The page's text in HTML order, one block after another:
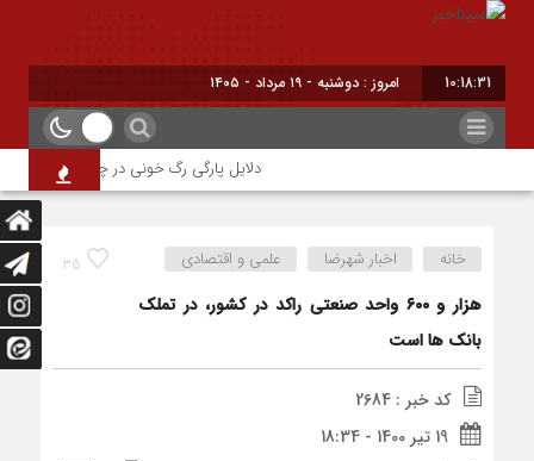
10:18:32 امروز : دوشنبه - ۱۹ مرداد - ۱۴۰۵
دلایل پارگی رگ خونی در چشم/ چه موقع
35 خانه اخبار شهرضا علمی و اقتصادی
هزار و ۶۰۰ واحد صنعتی راکد در کشور، در تملک
بانک ها است
کد خبر : 2684
19 تیر 1400 - 18:34